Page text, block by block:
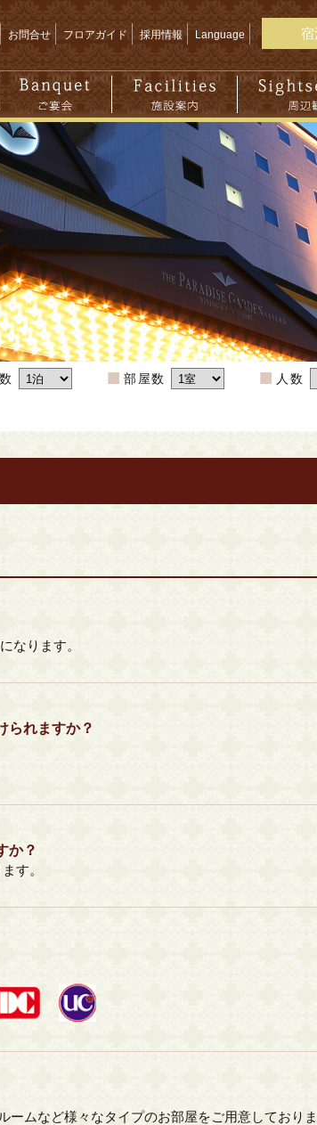
お問合せ フロアガイド 採用情報 Language 宿
部屋数 人数
なります。
られますか？
か？
す。
ームなど様々なタイプのお部屋をご用意しておりま